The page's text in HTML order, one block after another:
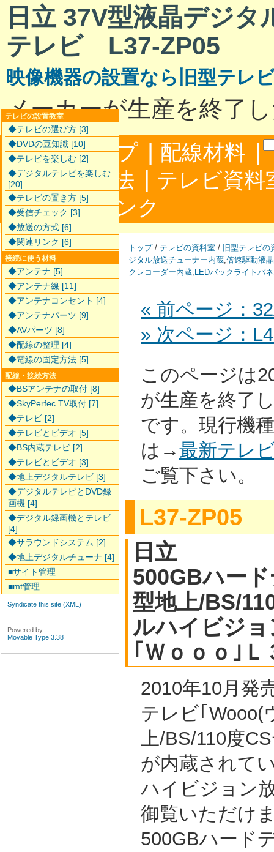
日立 37V型液晶デジタ
テレビ L37-ZP05
映像機器の設置なら旧型テレ
メーカーが生産を終了
サイトマップ | 配線材料 |
配線接続方法 | テレビ資料
合わせ|リンク
トップ/ テレビの資料室 / 旧型テレビの
ジタル放送チューナー内蔵,倍速駆動液
クレコーダー内蔵, LEDバックライトパ
« 前ページ：
» 次ページ：
このページは
が生産を終了
です。現行機
は→最新テレ
ご覧下さい。
L37-ZP05
日立
500GBハー
型地上/BS/
ルハイビジ
｢Ｗｏｏｏ｣
2010年10月発
テレビ｢Wooo(
上/BS/110度
が内蔵されて
ハイビジョン
御覧いただけ
500GBハード
テレビの設置教室
◆テレビの選び方 [3]
◆DVDの豆知識 [10]
◆テレビを楽しむ [2]
◆デジタルテレビを楽しむ
[20]
◆テレビの置き方 [5]
◆受信チェック [3]
◆放送の方式 [6]
◆関連リンク [6]
接続に使う材料
◆アンテナ [5]
◆アンテナ線 [11]
◆アンテナコンセント [4]
◆アンテナパーツ [9]
◆AVパーツ [8]
◆配線の整理 [4]
◆電線の固定方法 [5]
配線・接続方法
◆BSアンテナの取付 [8]
◆SkyPerfec TV取付 [7]
◆テレビ [2]
◆テレビとビデオ [5]
◆BS内蔵テレビ [2]
◆テレビとビデオ [3]
◆地上デジタルテレビ [3]
◆デジタルテレビとDVD録
画機 [4]
◆デジタル録画機とテレビ
[4]
◆サラウンドシステム [2]
◆地上デジタルチューナ [4]
■サイト管理
■mt管理
Syndicate this site (XML)
Powered by
Movable Type 3.38